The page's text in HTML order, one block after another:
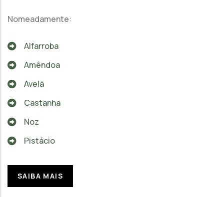
Nomeadamente:
Alfarroba
Amêndoa
Avelã
Castanha
Noz
Pistácio
SAIBA MAIS